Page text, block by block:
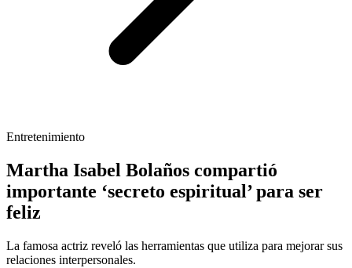
Entretenimiento
Martha Isabel Bolaños compartió
importante ‘secreto espiritual’ para ser
feliz
La famosa actriz reveló las herramientas que utiliza para mejorar sus
relaciones interpersonales.